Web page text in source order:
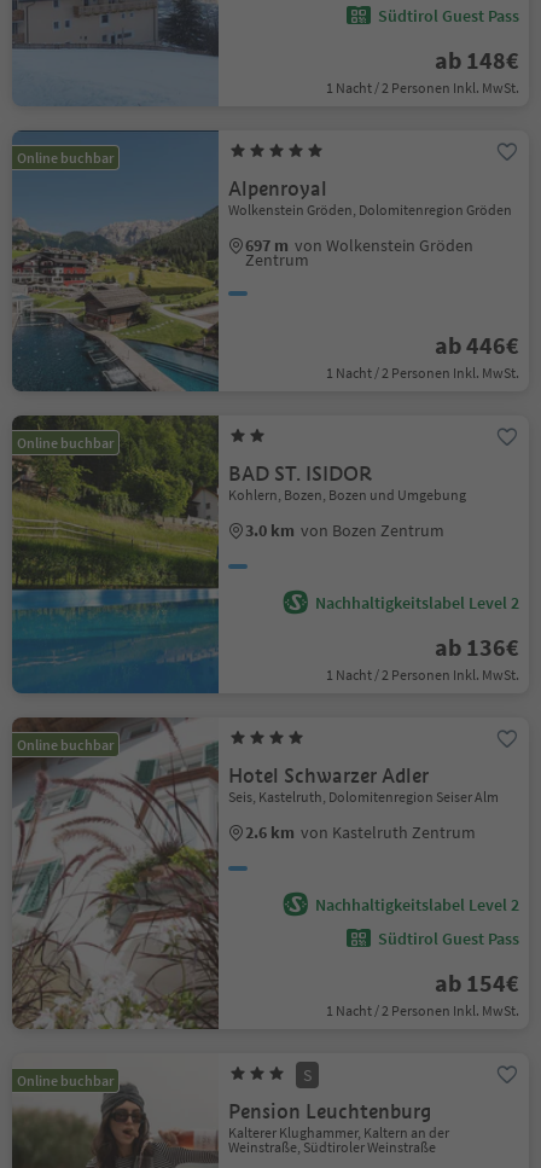
Südtirol Guest Pass
ab 148€
1 Nacht / 2 Personen Inkl. MwSt.
Online buchbar
Alpenroyal
Wolkenstein Gröden, Dolomitenregion Gröden
697 m von Wolkenstein Gröden
Zentrum
ab 446€
1 Nacht / 2 Personen Inkl. MwSt.
Online buchbar
BAD ST. ISIDOR
Kohlern, Bozen, Bozen und Umgebung
3.0 km von Bozen Zentrum
Nachhaltigkeitslabel Level 2
ab 136€
1 Nacht / 2 Personen Inkl. MwSt.
Online buchbar
Hotel Schwarzer Adler
Seis, Kastelruth, Dolomitenregion Seiser Alm
2.6 km von Kastelruth Zentrum
Nachhaltigkeitslabel Level 2
Südtirol Guest Pass
ab 154€
1 Nacht / 2 Personen Inkl. MwSt.
Online buchbar S
Pension Leuchtenburg
Kalterer Klughammer, Kaltern an der
Weinstraße, Südtiroler Weinstraße